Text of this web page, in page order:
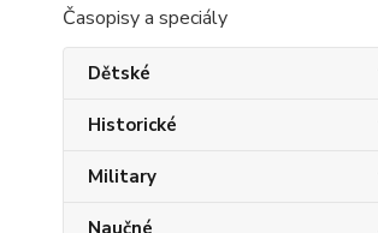
Časopisy a speciály
Dětské
Historické
Military
Naučné